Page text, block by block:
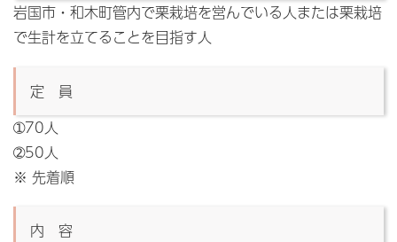
岩国市・和木町管内で栗栽培を営んでいる人または栗栽培
で生計を立てることを目指す人
定 員
➀70人
➁50人
※ 先着順
内 容